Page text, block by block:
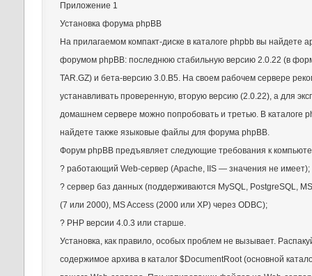
Приложение 1
Установка форума phpBB
На прилагаемом компакт-диске в каталоге phpbb вы найдете
форумом phpBB: последнюю стабильную версию 2.0.22 (в
TAR.GZ) и бета-версию 3.0.В5. На своем рабочем сервере
устанавливать проверенную, вторую версию (2.0.22), а для
домашнем сервере можно попробовать и третью. В каталоге
найдете также языковые файлы для форума phpBB.
Форум phpBB предъявляет следующие требования к
? работающий Web-сервер (Apache, IIS — значения не имеет);
? сервер баз данных (поддерживаются MySQL, PostgreSQL,
(7 или 2000), MS Access (2000 или ХР) через ODBC);
? PHP версии 4.0.3 или старше.
Установка, как правило, особых проблем не вызывает.
содержимое архива в каталог $DocumentRoot (основной